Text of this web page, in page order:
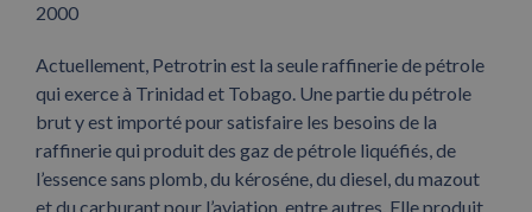
2000
Actuellement, Petrotrin est la seule raffinerie de pétrole
qui exerce à Trinidad et Tobago. Une partie du pétrole
brut y est importé pour satisfaire les besoins de la
raffinerie qui produit des gaz de pétrole liquéfiés, de
l’essence sans plomb, du kéroséne, du diesel, du mazout
et du carburant pour l’aviation, entre autres. Elle produit